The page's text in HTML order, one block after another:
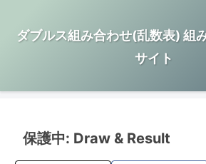
ダブルス組み合わせ(乱数表) 組
サイト
保護中: Draw & Result